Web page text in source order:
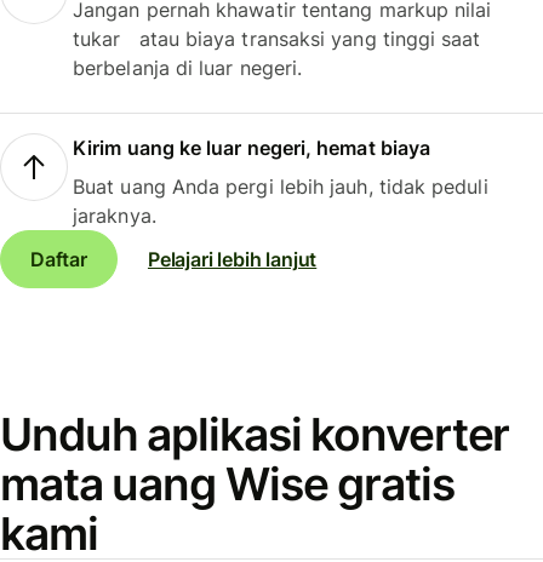
Jangan pernah khawatir tentang markup nilai
tukar atau biaya transaksi yang tinggi saat
berbelanja di luar negeri.
Kirim uang ke luar negeri, hemat biaya
Buat uang Anda pergi lebih jauh, tidak peduli
jaraknya.
Daftar
Pelajari lebih lanjut
Unduh aplikasi konverter
mata uang Wise gratis
kami